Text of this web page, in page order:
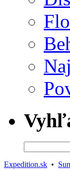
Expedition.sk •